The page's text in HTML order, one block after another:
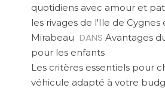
quotidiens avec amour et
les rivages de l'Ile de Cygnes
Mirabeau DANS Avantages
pour les enfants
Les critères essentiels pour
véhicule adapté à votre